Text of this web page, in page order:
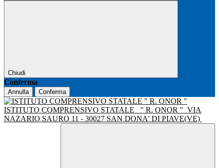
Chiudi
Conferma
Annulla Conferma
ISTITUTO COMPRENSIVO STATALE " R. ONOR " VIA
NAZARIO SAURO 11 - 30027 SAN DONA' DI PIAVE(VE)